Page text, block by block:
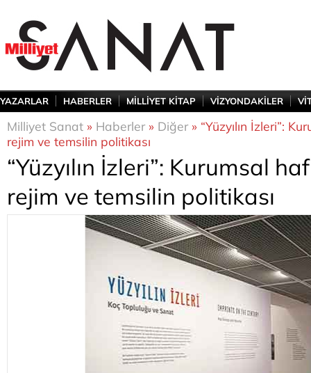
YAZARLAR HABERLER MİLLİYET KİTAP VİZYONDAKİLER
Milliyet Sanat » Haberler» Diğer» “Yüzyılın İzleri”:
rejim ve temsilin politikası
“Yüzyılın İzleri”: Kurumsal
rejim ve temsilin politikası